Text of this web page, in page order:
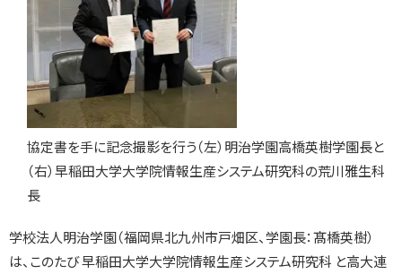
協定書を手に記念撮影を行う（左）明治学園高橋英樹学園長と
（右）早稲田大学大学院情報生産システム研究科の荒川雅生科
長
学校法人明治学園（福岡県北九州市戸畑区、学園長：髙橋英樹）
は、このたび 早稲田大学大学院情報生産システム研究科 と高大連